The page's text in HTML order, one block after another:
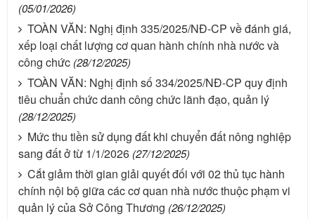
(05/01/2026)
TOÀN VĂN: Nghị định 335/2025/NĐ-CP về đánh giá,
xếp loại chất lượng cơ quan hành chính nhà nước và
công chức (28/12/2025)
TOÀN VĂN: Nghị định số 334/2025/NĐ-CP quy định
tiêu chuẩn chức danh công chức lãnh đạo, quản lý
(28/12/2025)
Mức thu tiền sử dụng đất khi chuyển đất nông nghiệp
sang đất ở từ 1/1/2026 (27/12/2025)
Cắt giảm thời gian giải quyết đối với 02 thủ tục hành
chính nội bộ giữa các cơ quan nhà nước thuộc phạm vi
quản lý của Sở Công Thương (26/12/2025)